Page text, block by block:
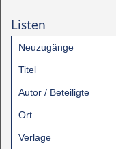
Listen
Neuzugänge
Titel
Autor / Beteiligte
Ort
Verlage